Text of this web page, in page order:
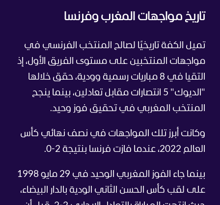
تاريخ مواجهات المغرب وفرنسا
تميل الكفة تاريخيًا لصالح المنتخب الفرنسي في
مواجهات المنتخبين على مستوى الفريق الأول، إذ
التقيا في 8 مباريات رسمية وودية، حقق خلالها
"الديوك" 5 انتصارات مقابل تعادلين، بينما ينجح
المنتخب المغربي في تحقيق فوز وحيد.
وكانت أبرز تلك المواجهات في نصف نهائي كأس
العالم 2022، عندما فازت فرنسا بنتيجة 2-0.
بينما جاء الفوز المغربي الوحيد في 29 مايو 1998
على لقب كأس الحسن الثاني الودية بالدار البيضاء،